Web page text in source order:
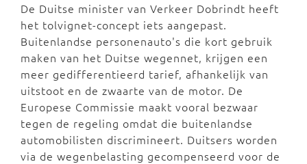
De Duitse minister van Verkeer Dobrindt heeft
het tolvignet-concept iets aangepast.
Buitenlandse personenauto's die kort gebruik
maken van het Duitse wegennet, krijgen een
meer gedifferentieerd tarief, afhankelijk van
uitstoot en de zwaarte van de motor. De
Europese Commissie maakt vooral bezwaar
tegen de regeling omdat die buitenlandse
automobilisten discrimineert. Duitsers worden
via de wegenbelasting gecompenseerd voor de